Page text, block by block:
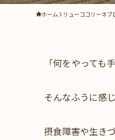
ホーム リューココリーネブ
「何をやっても
そんなふうに感
摂食障害や生き